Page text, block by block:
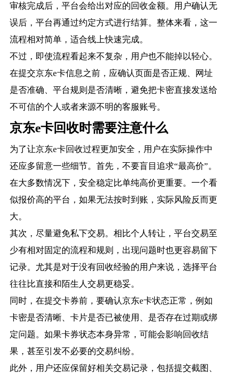
审核完成后，平台会给出对应的回收金额。用户确认无
误后，平台再通过约定方式进行结算。整体来看，这一
流程相对简单，适合线上快速完成。
不过，即使流程看起来不复杂，用户也不能掉以轻心。
在提交京东e卡信息之前，应确认页面是否正规、网址
是否准确、平台规则是否清晰，避免把卡密直接发送给
不可信的个人或者来源不明的客服账号。
京东e卡回收时需要注意什么
为了让京东e卡回收过程更加安全，用户在实际操作中
还应多留意一些细节。首先，不要盲目追求“最高价”。
在大多数情况下，安全稳定比单纯高价更重要。一个看
似报价高的平台，如果无法按时到账，实际风险反而更
大。
其次，尽量避免私下交易。相比个人转让，平台交易至
少有相对固定的流程和规则，出现问题时也更容易留下
记录。尤其是对于没有回收经验的用户来说，选择平台
往往比直接和陌生人交易更稳妥。
同时，在提交卡券前，要确认京东e卡状态正常，例如
卡密是否清晰、卡片是否已被使用、是否存在过期或绑
定问题。如果卡券状态本身异常，可能会影响回收结
果，甚至引发不必要的交易纠纷。
此外，用户还应保留好相关交易记录，包括提交截图、